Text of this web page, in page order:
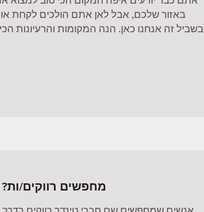
באזור שלכם, אבל לאן אתם הולכים לקחת
בשביל זה אנחנו כאן. הנה המקומות והרעיונות
מחפשים רווקים/